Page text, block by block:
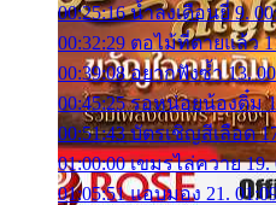
00:25:16 น้ำลงเดือนยี่ 9.
00:32:29 ตอไม้ที่ตายแล้ว
00:39:08 อยากฟังซ้ำ 13.
00:45:25 รอหน่อยน้องติ๋ม
00:51:43 บัตรเชิญสีเลือด
01:00:00 เขมรไล่ควาย
01:05:51 แอบมอง 21.